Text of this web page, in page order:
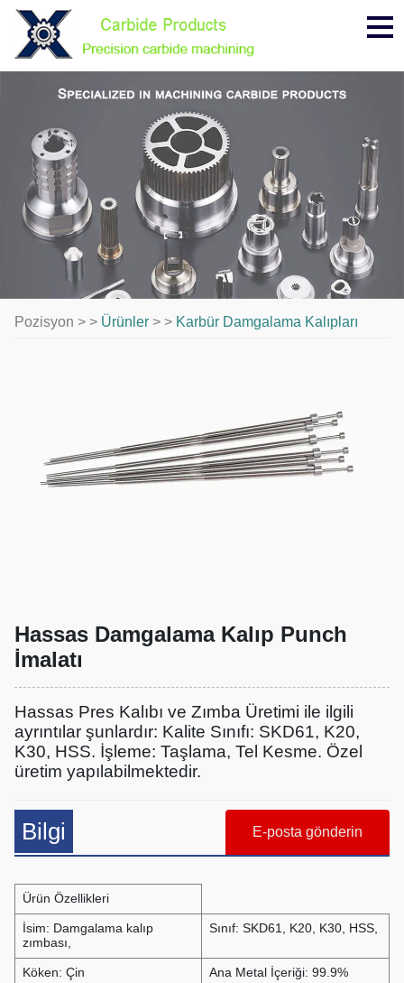
Pozisyon > > Ürünler > > Karbür Damgalama Kalıpları
Hassas Damgalama Kalıp Punch
İmalatı
Hassas Pres Kalıbı ve Zımba Üretimi ile ilgili
ayrıntılar şunlardır: Kalite Sınıfı: SKD61, K20,
K30, HSS. İşleme: Taşlama, Tel Kesme. Özel
üretim yapılabilmektedir.
Bilgi E-posta gönderin
Ürün Özellikleri
İsim: Damgalama kalıp
zımbası,
Sınıf: SKD61, K20, K30, HSS,
Köken: Çin Ana Metal İçeriği: 99.9%